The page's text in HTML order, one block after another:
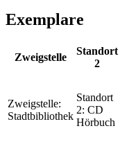
Exemplare
Zweigstelle
Standort
2
Zweigstelle:
Stadtbibliothek
Standort
2: CD
Hörbuch